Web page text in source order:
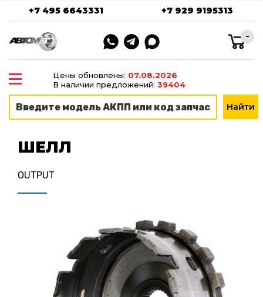
+7 495 6643331 +7 929 9195313
-
Цены обновлены: 07.08.2026
В наличии предложений: 39404
ШЕЛЛ
OUTPUT